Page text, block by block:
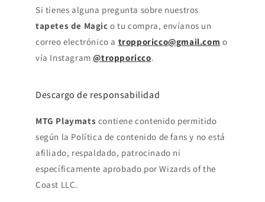
Si tienes alguna pregunta sobre nuestros
tapetes de Magic o tu compra, envíanos un
correo electrónico a tropporicco@gmail.com o
vía Instagram@tropporicco.
Descargo de responsabilidad
MTG Playmats contiene contenido permitido
según la Política de contenido de fans y no está
afiliado, respaldado, patrocinado ni
específicamente aprobado por Wizards of the
Coast LLC.